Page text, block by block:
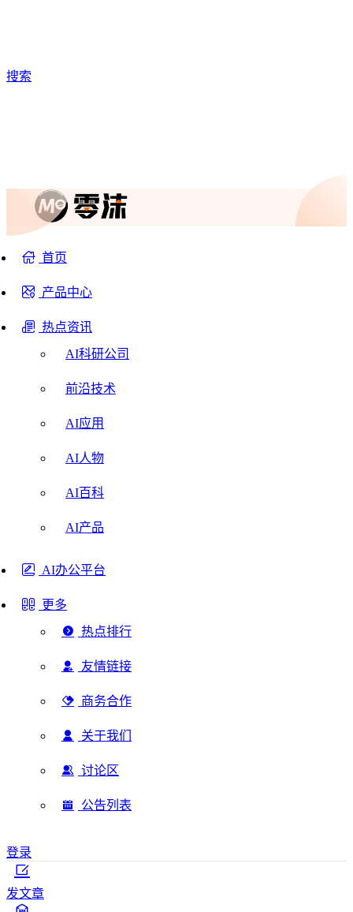
搜索
首页
产品中心
热点资讯
AI科研公司
前沿技术
AI应用
AI人物
AI百科
AI产品
AI办公平台
更多
热点排行
友情链接
商务合作
关于我们
讨论区
公告列表
登录
发文章